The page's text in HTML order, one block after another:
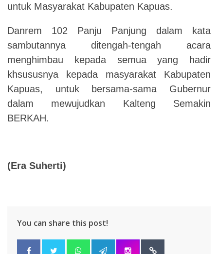
untuk Masyarakat Kabupaten Kapuas.
Danrem 102 Panju Panjung dalam kata
sambutannya ditengah-tengah acara
menghimbau kepada semua yang hadir
khsususnya kepada masyarakat Kabupaten
Kapuas, untuk bersama-sama Gubernur
dalam mewujudkan Kalteng Semakin
BERKAH.
(Era Suherti)
You can share this post!